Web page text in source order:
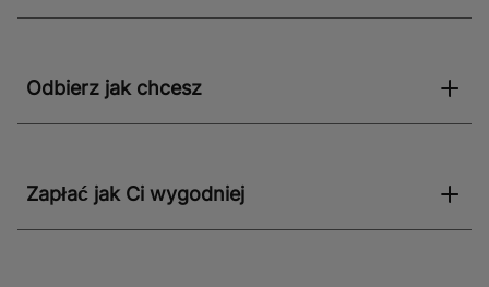
Odbierz jak chcesz
Zapłać jak Ci wygodniej